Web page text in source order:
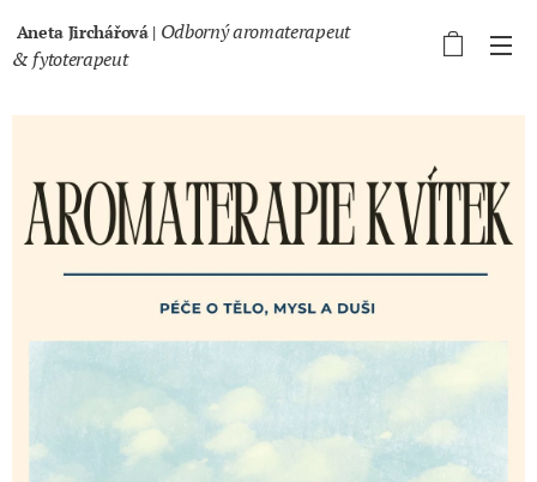
Aneta Jirchářová | Odborný aromaterapeut
& fytoterapeut